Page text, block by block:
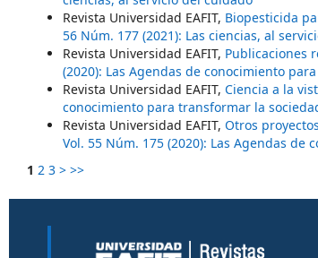
Revista Universidad EAFIT, Biopesticida
56 Núm. 177 (2021): Las ciencias, al
Revista Universidad EAFIT, Publicaciones
(2020): Las Agendas de conocimiento
Revista Universidad EAFIT, Ciencia a la
conocimiento para transformar la
Revista Universidad EAFIT, Otros
Vol. 55 Núm. 175 (2020): Las Agendas
1 2 3 > >>